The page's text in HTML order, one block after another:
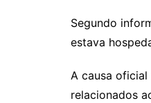
Segundo
estava
A causa
relacionados